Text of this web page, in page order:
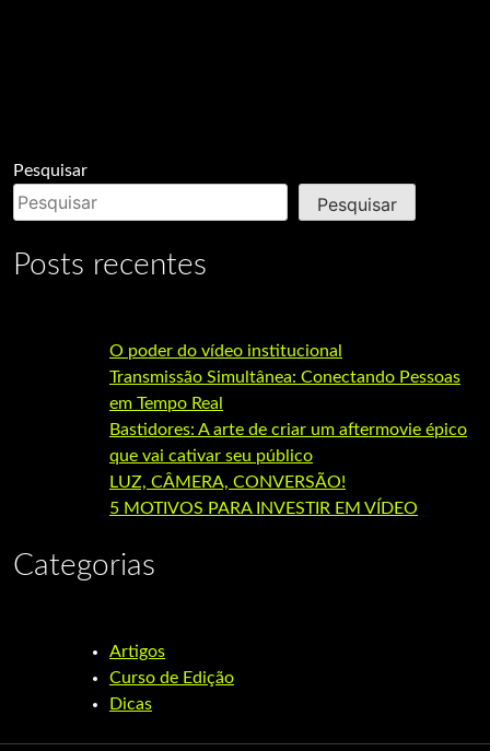
Pesquisar
Pesquisar
Posts recentes
O poder do vídeo institucional
Transmissão Simultânea: Conectando Pessoas
em Tempo Real
Bastidores: A arte de criar um aftermovie épico
que vai cativar seu público
LUZ, CÂMERA, CONVERSÃO!
5 MOTIVOS PARA INVESTIR EM VÍDEO
Categorias
Artigos
Curso de Edição
Dicas